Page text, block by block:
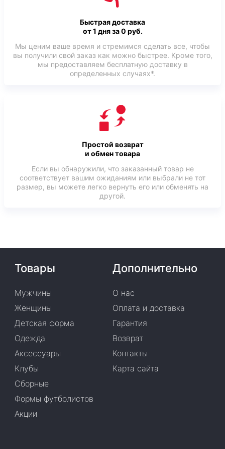
Быстрая доставка
от 1 дня за 0 руб.
Мы ценим ваше время и стремимся сделать все, чтобы
вы получили свой заказ как можно быстрее. Кроме того,
мы предоставляем бесплатную доставку в
определенных случаях*.
Простой возврат
и обмен товара
Если вы обнаружили, что заказанный товар не
соответствует вашим ожиданиям или выбрали не тот
размер, вы можете легко вернуть его или обменять на
другой.
Товары
Мужчины
Женщины
Детская форма
Одежда
Аксессуары
Клубы
Сборные
Формы футболистов
Акции
Дополнительно
О нас
Оплата и доставка
Гарантия
Возврат
Контакты
Карта сайта